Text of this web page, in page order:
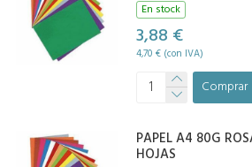
En stock
3,88 €
4,70 € (con IVA)
Comprar
PAPEL A4 80G
HOJAS